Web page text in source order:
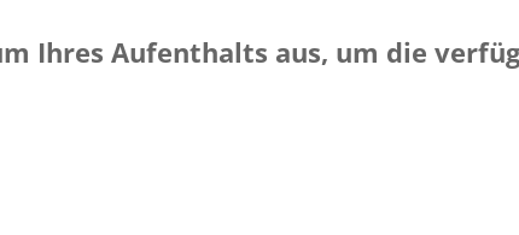
Ihres Aufenthalts aus, um die